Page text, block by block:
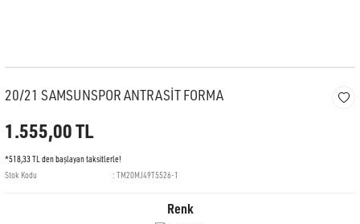
20/21 SAMSUNSPOR ANTRASİT FORMA
1.555,00 TL
*518,33 TL den başlayan taksitlerle!
Stok Kodu
TM20MJ49T5526-1
Renk